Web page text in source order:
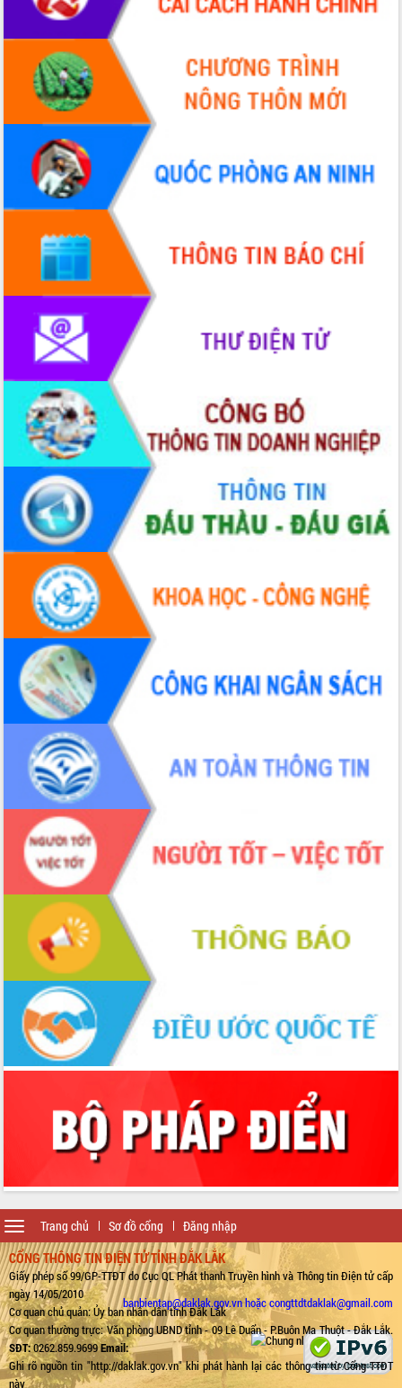
Trang chủ Sơ đồ cổng Đăng nhập
Toggle
navigation
CỔNG THÔNG TIN ĐIỆN TỬ TỈNH ĐẮK LẮK
Giấy phép số 99/GP-TTĐT do Cục QL Phát thanh Truyền hình và Thông tin Điện tử cấp
ngày 14/05/2010
Cơ quan chủ quản: Ủy ban nhân dân tỉnh Đắk Lắk
Cơ quan thường trực: Văn phòng UBND tỉnh - 09 Lê Duẩn - P.Buôn Ma Thuột - Đắk Lắk.
SĐT:0262.859.9699Email:
banbientap@daklak.gov.vn hoặc congttdtdaklak@gmail.com
Ghi rõ nguồn tin "http://daklak.gov.vn" khi phát hành lại các thông tin từ Cổng TTĐT
này